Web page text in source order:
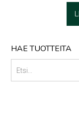
HAE TUOTTEITA